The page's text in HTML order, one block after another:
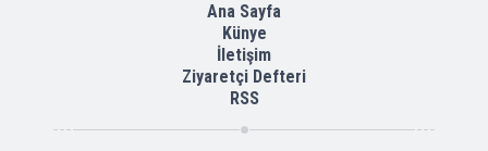
Ana Sayfa
Künye
İletişim
Ziyaretçi Defteri
RSS